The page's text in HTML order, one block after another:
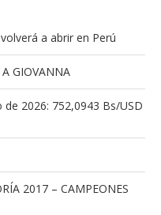
a abrir en Perú
A GIOVANNA
2026: 752,0943 Bs/USD
2017 – CAMPEONES